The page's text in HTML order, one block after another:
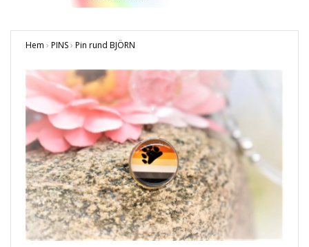
Hem › PINS› Pin rund BJÖRN